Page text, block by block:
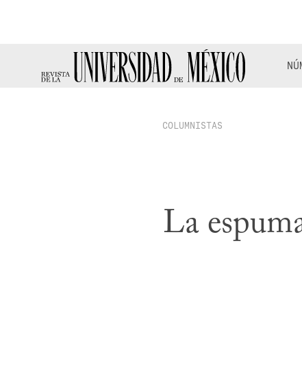
COLUMNISTAS
La